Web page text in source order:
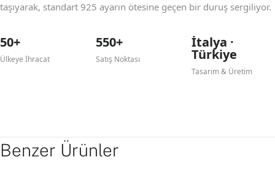
taşıyarak, standart 925 ayarın ötesine geçen bir duruş sergiliyor.
50+
Ülkeye İhracat
550+
Satış Noktası
İtalya ·
Türkiye
Tasarım & Üretim
Benzer Ürünler